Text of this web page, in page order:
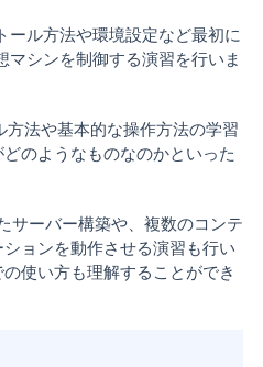
ール方法や環境設定など最初に
マシンを制御する演習を行いま
法や基本的な操作方法の学習
のようなものなのかといった
サーバー構築や、複数のコンテ
ョンを動作させる演習も行い
使い方も理解することができ